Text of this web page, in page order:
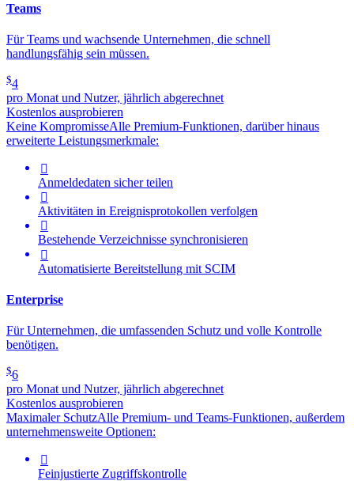
Teams
Für Teams und wachsende Unternehmen, die schnell
handlungsfähig sein müssen.
$4
pro Monat und Nutzer, jährlich abgerechnet
Kostenlos ausprobieren
Keine KompromisseAlle Premium-Funktionen, darüber hinaus
erweiterte Leistungsmerkmale:

Anmeldedaten sicher teilen

Aktivitäten in Ereignisprotokollen verfolgen

Bestehende Verzeichnisse synchronisieren

Automatisierte Bereitstellung mit SCIM
Enterprise
Für Unternehmen, die umfassenden Schutz und volle Kontrolle
benötigen.
$6
pro Monat und Nutzer, jährlich abgerechnet
Kostenlos ausprobieren
Maximaler SchutzAlle Premium- und Teams-Funktionen, außerdem
unternehmensweite Optionen:

Feinjustierte Zugriffskontrolle